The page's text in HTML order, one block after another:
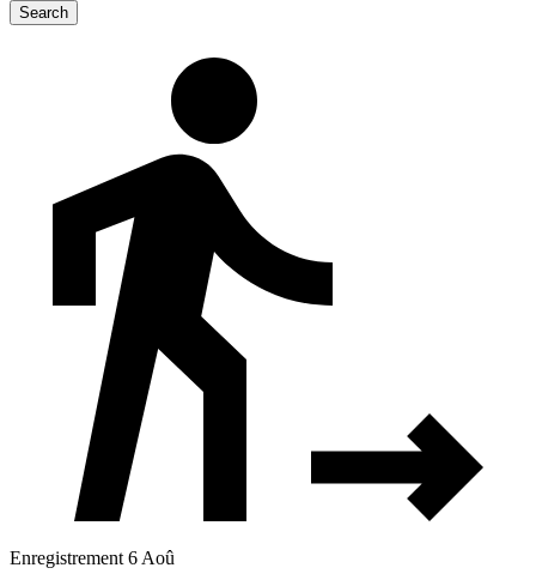
Search
Enregistrement 6 Aoû